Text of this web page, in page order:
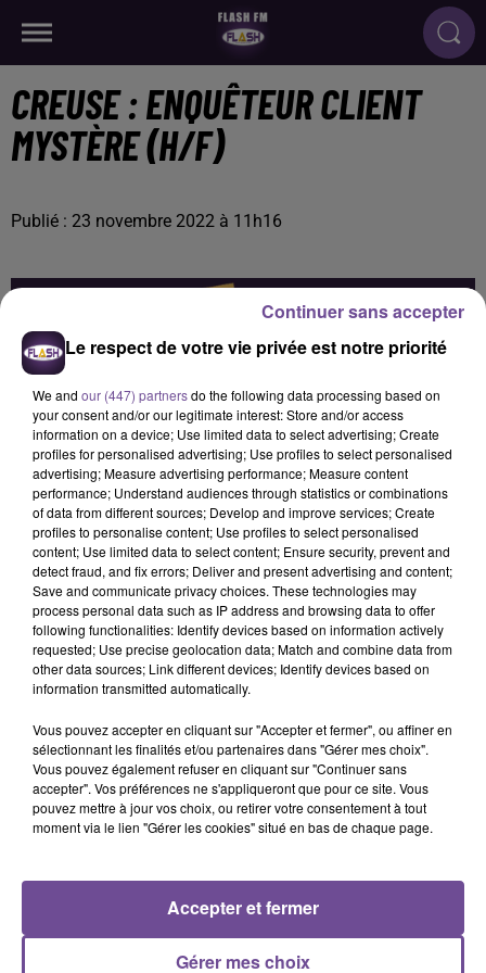
CREUSE : ENQUÊTEUR CLIENT
MYSTÈRE (H/F)
Publié : 23 novembre 2022 à 11h16
Une société recherche un enquêteur mystère (H/F). Vous
devez être sérieux et rigoureux mais aussi disponible pour
effectuer une ou plusieurs missions dans plusieurs secteurs.
Vous effectuerez une visite d’observation et prise de
renseignement. Un questionnaire sera à compléter à l’issue
de la visite. La rémunération et frais kilométriques sont
prévus. Une ou plusieurs missions pourront vous être
Référence de l’offre Pôle Emploi : 144GTBS`
RADIO ACTUS
Le respect de votre vie privée est notre priorité
We and our (447) partnersdo the following data processing based on
your consent and/or our legitimate interest: Store and/or access
information on a device; Use limited data to select advertising; Create
profiles for personalised advertising; Use profiles to select personalised
advertising; Measure advertising performance; Measure content
performance; Understand audiences through statistics or combinations
of data from different sources; Develop and improve services; Create
profiles to personalise content; Use profiles to select personalised
content; Use limited data to select content; Ensure security, prevent and
detect fraud, and fix errors; Deliver and present advertising and content;
Save and communicate privacy choices. These technologies may
process personal data such as IP address and browsing data to offer
following functionalities: Identify devices based on information actively
requested; Use precise geolocation data; Match and combine data from
other data sources; Link different devices; Identify devices based on
information transmitted automatically.
Vous pouvez accepter en cliquant sur "Accepter et fermer", ou affiner en
sélectionnant les finalités et/ou partenaires dans "Gérer mes choix".
Vous pouvez également refuser en cliquant sur "Continuer sans
accepter". Vos préférences ne s'appliqueront que pour ce site. Vous
pouvez mettre à jour vos choix, ou retirer votre consentement à tout
moment via le lien "Gérer les cookies" situé en bas de chaque page.
Gérer mes choix
Accepter et fermer
Continuer sans accepter